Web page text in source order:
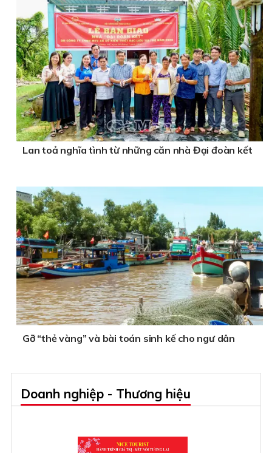
Lan toả nghĩa tình từ những căn nhà Đại đoàn kết
Gỡ “thẻ vàng” và bài toán sinh kế cho ngư dân
Doanh nghiệp - Thương hiệu